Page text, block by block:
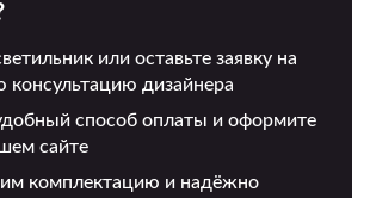
или оставьте заявку на
консультацию дизайнера
способ оплаты и оформите
сайте
комплектацию и надёжно